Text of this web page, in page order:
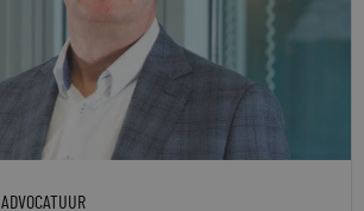
ADVOCATUUR